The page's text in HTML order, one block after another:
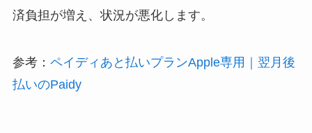
済負担が増え、状況が悪化します。
参考： ペイディあと払いプランApple専用｜翌月後
払いのPaidy